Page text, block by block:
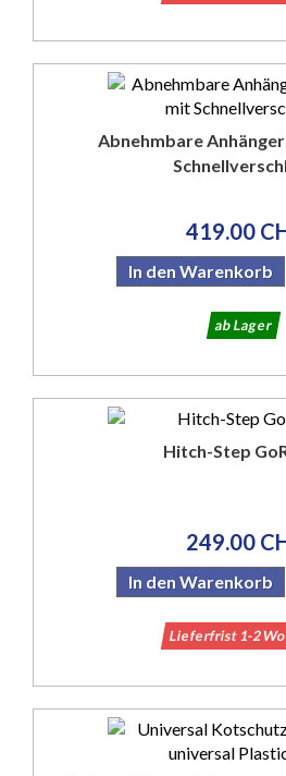
Abnehmbare
419.00
In den Warenkorb
ab Lager
Hitch-Step
249.00
In den Warenkorb
Lieferfrist 1-2